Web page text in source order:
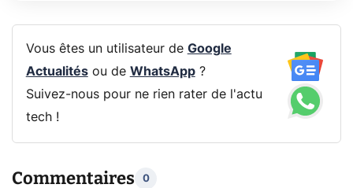
Vous êtes un utilisateur de Google
Actualitésou de WhatsApp?
Suivez-nous pour ne rien rater de l'actu
tech !
Commentaires 0